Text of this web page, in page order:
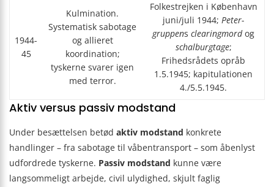
1944-
45
Kulmination.
Systematisk sabotage
og allieret
koordination;
tyskerne svarer igen
med terror.
Folkestrejken i København
juni/juli 1944; Peter-
gruppens clearingmordog
schalburgtage;
Frihedsrådets opråb
1.5.1945; kapitulationen
4./5.5.1945.
Aktiv versus passiv modstand
Under besættelsen betød aktiv modstand konkrete
handlinger – fra sabotage til våbentransport – som åbenlyst
udfordrede tyskerne. Passiv modstand kunne være
langsommeligt arbejde, civil ulydighed, skjult faglig